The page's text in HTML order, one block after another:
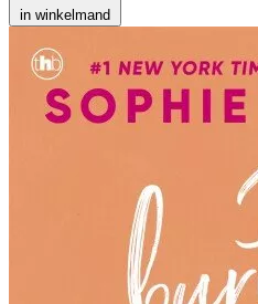
in winkelmand